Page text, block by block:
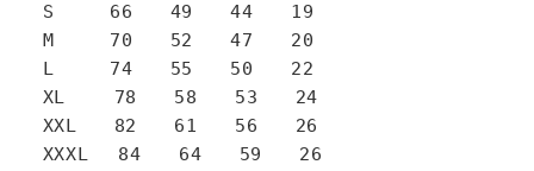
S 66 49 44 19
M 70 52 47 20
L 74 55 50 22
XL 78 58 53 24
XXL 82 61 56 26
XXXL 84 64 59 26